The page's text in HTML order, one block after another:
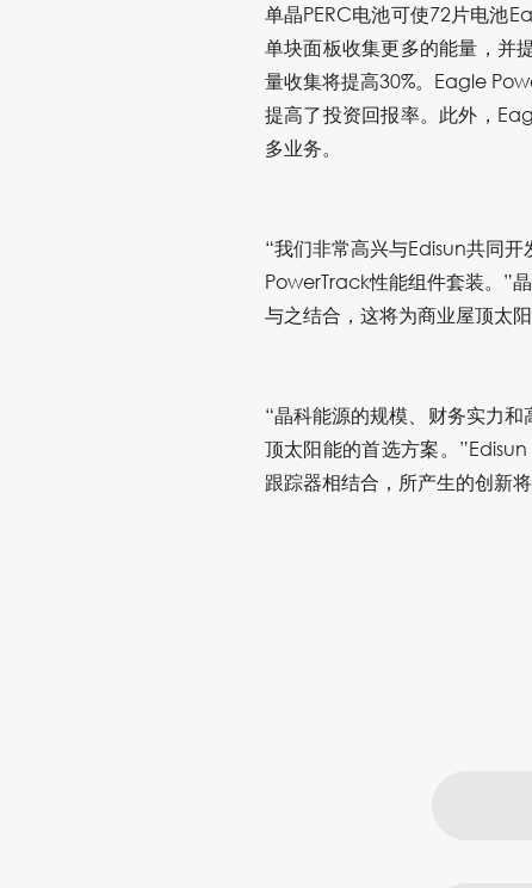
单晶PERC电池可使72片电池
单块面板收集更多的能量，并
量收集将提高30%。Eagle
提高了投资回报率。此外，
多业务。
“我们非常高兴与Edisun共同
PowerTrack性能组件套装。”
与之结合，这将为商业屋顶太
“晶科能源的规模、财务实力
顶太阳能的首选方案。
跟踪器相结合，所产生的创新